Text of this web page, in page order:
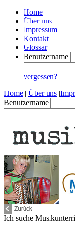
Home
Über uns
Impressum
Kontakt
Glossar
Benutzername
vergessen?
Home | Über uns |
Benutzername
Ich suche